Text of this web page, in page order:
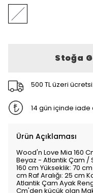
Stoğa
500 TL üzeri
14 gün içinde
Ürün Açıklaması
Wood'n Love Mia 160
Beyaz - Atlantik Çam /
160 cm Yükseklik: 70
cm Raf Aralığı: 25 cm
Atlantik Çam Ayak
Cm'den küçük olan